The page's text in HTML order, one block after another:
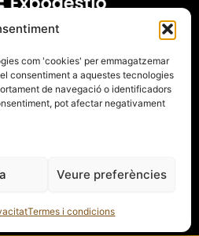
com 'cookies' per emmagatzemar
consentiment a aquestes tecnologies
de navegació o identificadors
pot afectar negativament
Veure preferències
Termes i condicions
i condicions Política de Cookies